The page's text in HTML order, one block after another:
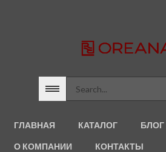
ГЛАВНАЯ КАТАЛОГ БЛОГ
О КОМПАНИИ КОНТАКТЫ